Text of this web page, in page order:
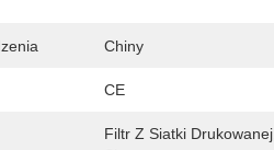
Chiny
CE
Filtr Z Siatki Drukowanej,